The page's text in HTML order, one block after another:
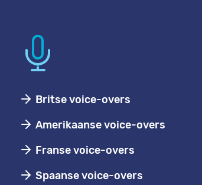
Britse voice-overs
Amerikaanse voice-overs
Franse voice-overs
Spaanse voice-overs